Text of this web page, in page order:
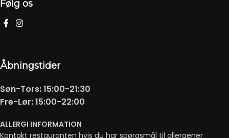
Følg os
Åbningstider
Søn-Tors: 15:00-21:30
Fre-Lør: 15:00-22:00
ALLERGI INFORMATION
Kontakt restauranten hvis du har spørgsmål til allergener